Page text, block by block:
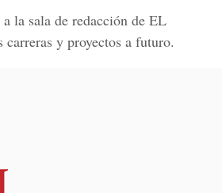
la sala de redacción de EL
y proyectos a futuro.